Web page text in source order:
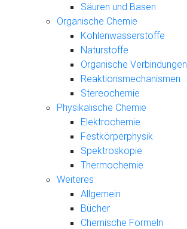
Säuren und Basen
Organische Chemie
Kohlenwasserstoffe
Naturstoffe
Organische Verbindungen
Reaktionsmechanismen
Stereochemie
Physikalische Chemie
Elektrochemie
Festkörperphysik
Spektroskopie
Thermochemie
Weiteres
Allgemein
Bücher
Chemische Formeln